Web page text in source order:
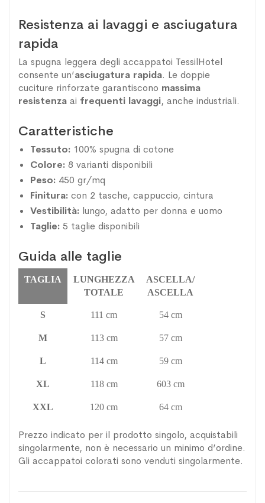
Resistenza ai lavaggi e asciugatura
rapida
La spugna leggera degli accappatoi TessilHotel
consente un’asciugatura rapida. Le doppie
cuciture rinforzate garantiscono massima
resistenza ai frequenti lavaggi, anche industriali.
Caratteristiche
Tessuto: 100% spugna di cotone
Colore: 8 varianti disponibili
Peso: 450 gr/mq
Finitura: con 2 tasche, cappuccio, cintura
Vestibilità: lungo, adatto per donna e uomo
Taglie: 5 taglie disponibili
Guida alle taglie
TAGLIA
LUNGHEZZA
TOTALE
ASCELLA/
ASCELLA
S 111 cm 54 cm
M 113 cm 57 cm
L 114 cm 59 cm
XL 118 cm 603 cm
XXL 120 cm 64 cm
Prezzo indicato per il prodotto singolo, acquistabili
singolarmente, non è necessario un minimo d’ordine.
Gli accappatoi colorati sono venduti singolarmente.